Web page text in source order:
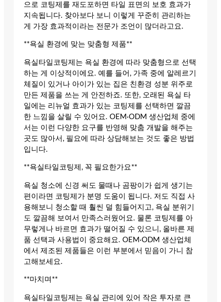
으로 코팅제를 재도포하면 타일 표면의 보호 효과가
지속됩니다. 찾아보다 보니 이렇게 꾸준히 관리하는
게 가장 효과적이라는 전문가 조언이 많더라고요.
**욕실 환경에 맞는 맞춤형 제품**
욕실타일코팅제는 욕실 환경에 따라 맞춤형으로 선택
하는 게 이상적이에요. 예를 들어, 가족 중에 알레르기
체질이 있거나 아이가 있는 집은 친환경 성분 위주로
만든 제품을 쓰는 게 안전하죠. 또한, 오래된 욕실 타
일에는 리뉴얼 효과가 있는 코팅제를 선택하면 깔끔
한 느낌을 살릴 수 있어요. OEM·ODM 생산업체 중에
서는 이런 다양한 요구를 반영해 맞춤 개발을 해주는
곳도 많아서, 필요에 따라 상담해보는 것도 좋은 방법
입니다.
**욕실타일코팅제, 꼭 필요한가요**
욕실 청소에 신경 써도 물때나 곰팡이가 쉽게 생기는
편이라면 코팅제가 분명 도움이 됩니다. 저도 직접 사
용해보니 청소할 때 훨씬 덜 힘들어지고, 욕실 분위기
도 깔끔해 보여서 만족스러웠어요. 물론 코팅제를 아
무렇게나 바르면 효과가 떨어질 수 있으니, 올바른 제
품 선택과 사용법이 중요해요. OEM·ODM 생산업체
에서 제조된 제품들은 이런 부분에서 믿음이 가니 참
고해보세요.
**마치며**
욕실타일코팅제는 욕실 관리에 있어 작은 투자로 큰